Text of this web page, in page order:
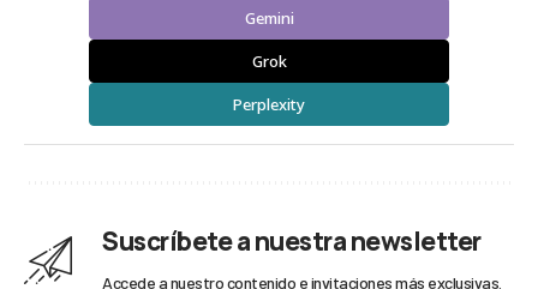
Gemini
Grok
Perplexity
Suscríbete a nuestra newsletter
Accede a nuestro contenido e invitaciones más exclusivas.